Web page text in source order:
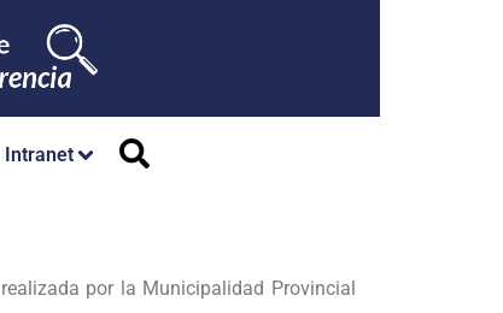
Intranet
por la Municipalidad Provincial